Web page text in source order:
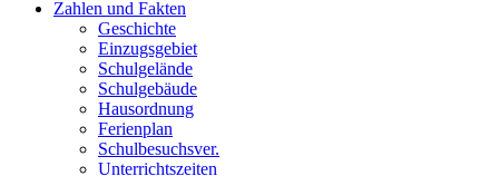
Zahlen und Fakten
Geschichte
Einzugsgebiet
Schulgelände
Schulgebäude
Hausordnung
Ferienplan
Schulbesuchsver.
Unterrichtszeiten